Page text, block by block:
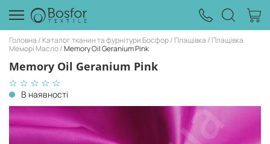
Головна Каталог тканин та фурнітури Босфор Плащівка
Плащівка
Меморі Масло Memory Oil Geranium Pink
Memory Oil Geranium Pink
В наявності